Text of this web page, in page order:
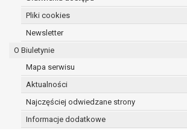
Pliki cookies
Newsletter
O Biuletynie
Mapa serwisu
Aktualności
Najczęściej odwiedzane strony
Informacje dodatkowe
danych - do czasu
prawnie uzasadnione
podstawie art. 20 RODO, w
przetwarzanie danych
której dane dotyczą lub